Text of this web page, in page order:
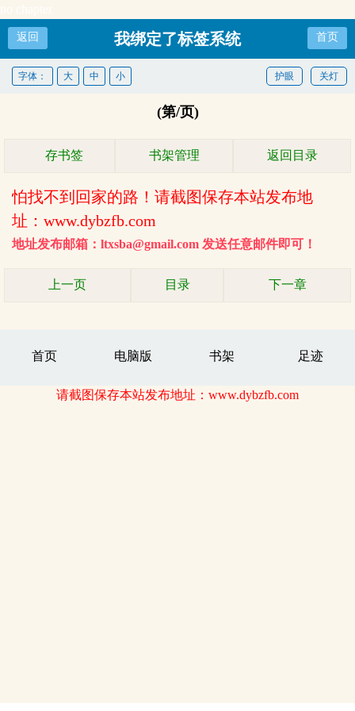
返回 我绑定了标签系统 首页
关灯
护眼
字体： 大 中 小
(第/页)
存书签 书架管理 返回目录
怕找不到回家的路！请截图保存本站发布地
址：www.dybzfb.com
地址发布邮箱：ltxsba@gmail.com 发送任意邮件即可！
上一页 目录 下一章
首页 电脑版 书架 足迹
请截图保存本站发布地址：www.dybzfb.com